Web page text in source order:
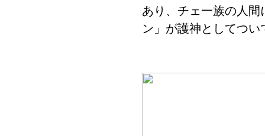
あり、チェ一族の人
ン」が護神としてつい